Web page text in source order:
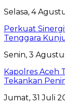
Selasa, 4
Perkuat
Tenggara
Senin, 3
Kapolres Aceh
Tekankan
Jumat, 31 Juli